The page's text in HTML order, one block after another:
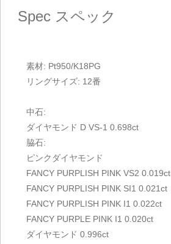
Spec スペック
素材: Pt950/K18PG
リングサイズ: 12番
中石:
ダイヤモンド D VS-1 0.698ct
脇石:
ピンクダイヤモンド
FANCY PURPLISH PINK VS2 0.019ct
FANCY PURPLISH PINK SI1 0.021ct
FANCY PURPLISH PINK I1 0.022ct
FANCY PURPLE PINK I1 0.020ct
ダイヤモンド 0.996ct